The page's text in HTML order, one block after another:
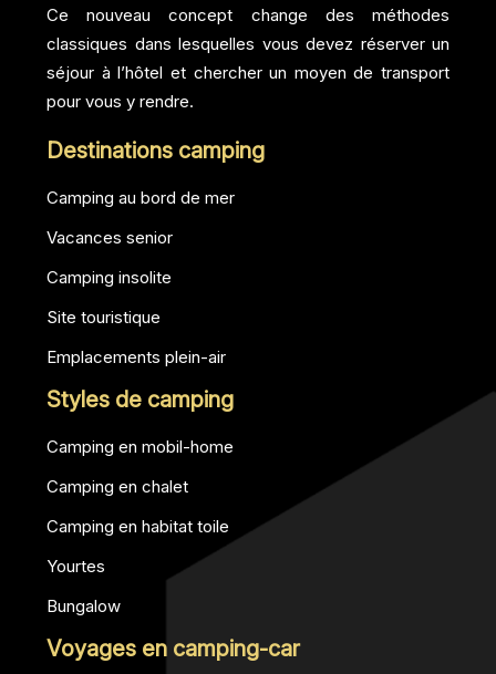
Ce nouveau concept change des méthodes
classiques dans lesquelles vous devez réserver un
séjour à l’hôtel et chercher un moyen de transport
pour vous y rendre.
Destinations camping
Camping au bord de mer
Vacances senior
Camping insolite
Site touristique
Emplacements plein-air
Styles de camping
Camping en mobil-home
Camping en chalet
Camping en habitat toile
Yourtes
Bungalow
Voyages en camping-car